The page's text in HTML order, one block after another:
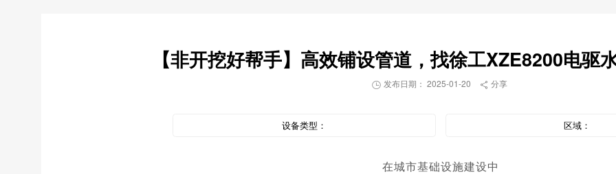
【非开挖好帮手】高效铺设管道，找徐工XZE8200电驱
 发布日期： 2025-01-20  分享
设备类型： 区域：
在城市基础设施建设中